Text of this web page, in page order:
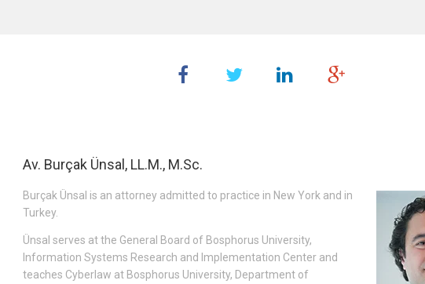
Av. Burçak Ünsal, LL.M., M.Sc.
Burçak Ünsal is an attorney admitted to practice in New York and in
Turkey.
Ünsal serves at the General Board of Bosphorus University,
Information Systems Research and Implementation Center and
teaches Cyberlaw at Bosphorus University, Department of